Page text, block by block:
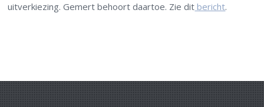
uitverkiezing. Gemert behoort daartoe. Zie dit bericht.